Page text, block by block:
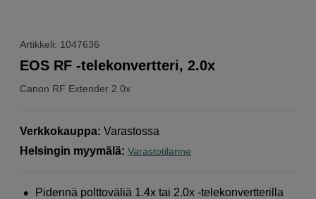
Artikkeli: 1047636
Canon RF Extender 2.0x
EOS RF -telekonvertteri, 2.0x
Verkkokauppa: Varastossa
Helsingin myymälä: Varastotilanne
Pidennä polttoväliä 1.4x tai 2.0x -telekonvertterilla